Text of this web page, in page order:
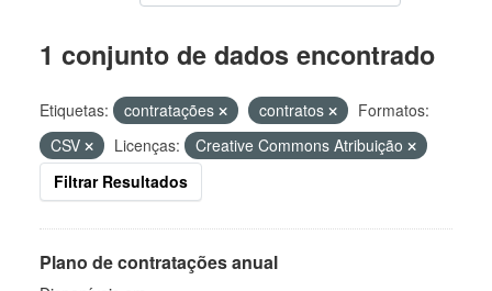
1 conjunto de dados encontrado
Etiquetas: contratações contratos
Formatos:
CSV
Licenças:
Creative Commons Atribuição
Filtrar Resultados
Plano de contratações anual